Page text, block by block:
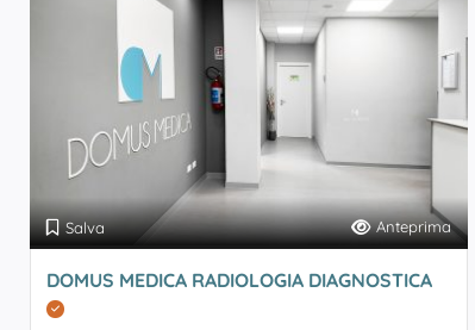
Salva Anteprima
DOMUS MEDICA RADIOLOGIA DIAGNOSTICA